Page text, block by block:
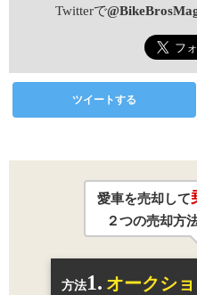
Twitterで
ツイートする
愛車を売却して
２つの売却方
方法1. オークシ